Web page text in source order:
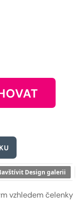
vzhledem čelenky
Design galerii